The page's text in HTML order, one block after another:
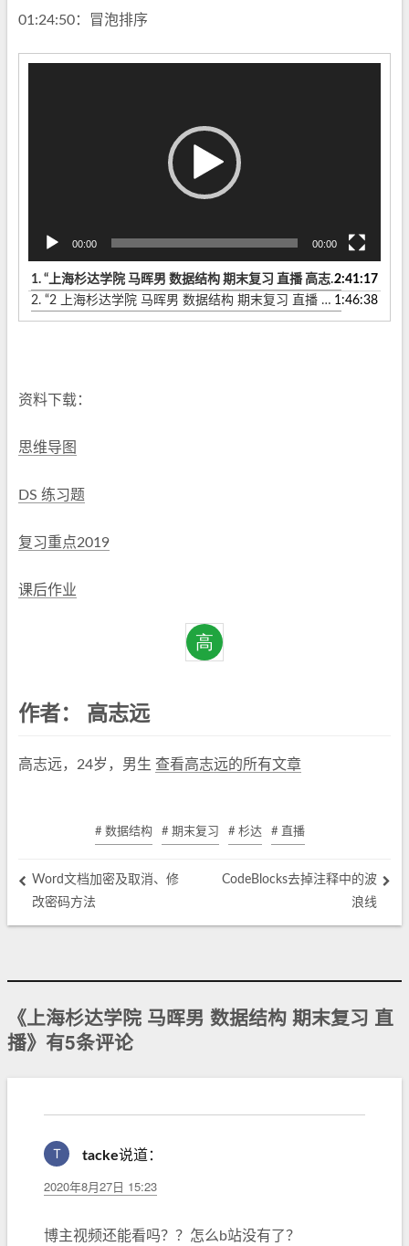
01:24:50：冒泡排序
00:00 00:00
1. “上海杉达学院 马晖男 数据结构 期末复习 直播 高志远- 2020 Fall” 2:41:17
2. “2 上海杉达学院 马晖男 数据结构 期末复习 直播 高志远- 2019 Fall” 1:46:38
资料下载：
思维导图
DS 练习题
复习重点2019
课后作业
作者： 高志远
高志远，24岁，男生 查看高志远的所有文章
# 数据结构 # 期末复习 # 杉达 # 直播
Word文档加密及取消、修
改密码方法
CodeBlocks去掉注释中的波
浪线
《上海杉达学院 马晖男 数据结构 期末复习 直
播》有5条评论
tacke说道：
2020年8月27日 15:23
博主视频还能看吗？？怎么b站没有了？